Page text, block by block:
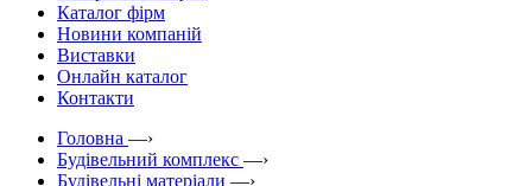
Каталог фірм
Новини компаній
Виставки
Онлайн каталог
Контакти
Головна —›
Будівельний комплекс —›
Будівельні матеріали —›